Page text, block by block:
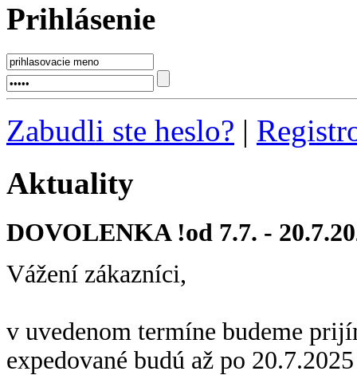
Prihlásenie
Zabudli ste heslo? |
Aktuality
DOVOLENKA !od 7.7. -
Vážení zákazníci,
v uvedenom termíne budeme
expedované budú až po